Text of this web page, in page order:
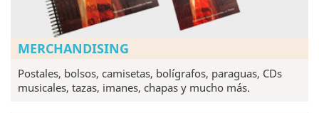
MERCHANDISING
Postales, bolsos, camisetas, bolígrafos, paraguas, CDs
musicales, tazas, imanes, chapas y mucho más.